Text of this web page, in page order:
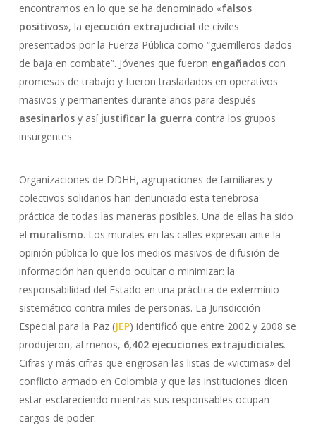
encontramos en lo que se ha denominado «falsos
positivos», la ejecución extrajudicial de civiles
presentados por la Fuerza Pública como “guerrilleros dados
de baja en combate”. Jóvenes que fueron engañadoscon
promesas de trabajo y fueron trasladados en operativos
masivos y permanentes durante años para después
asesinarlosy así justificar la guerra contra los grupos
insurgentes.
Organizaciones de DDHH, agrupaciones de familiares y
colectivos solidarios han denunciado esta tenebrosa
práctica de todas las maneras posibles. Una de ellas ha sido
el muralismo. Los murales en las calles expresan ante la
opinión pública lo que los medios masivos de difusión de
información han querido ocultar o minimizar: la
responsabilidad del Estado en una práctica de exterminio
sistemático contra miles de personas. La Jurisdicción
Especial para la Paz (JEP) identificó que entre 2002 y 2008 se
produjeron, al menos, 6,402 ejecuciones extrajudiciales.
Cifras y más cifras que engrosan las listas de «victimas» del
conflicto armado en Colombia y que las instituciones dicen
estar esclareciendo mientras sus responsables ocupan
cargos de poder.